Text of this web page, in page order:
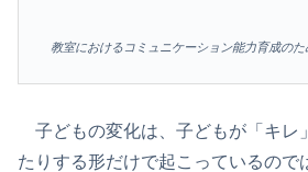
教室におけるコミュニケーション能力育成のた
子どもの変化は、子どもが「キレ
たりする形だけで起こっているので